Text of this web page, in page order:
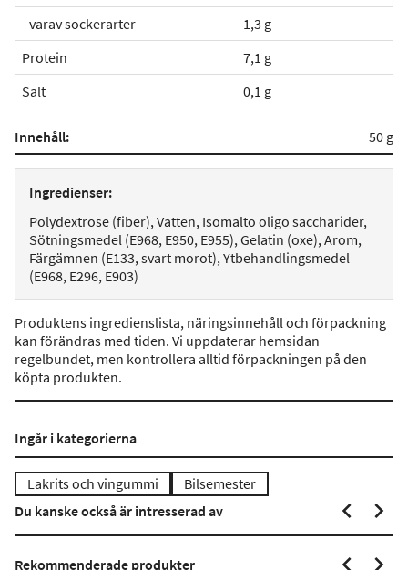
- varav sockerarter
1,3 g
Protein
7,1 g
Salt
0,1 g
Innehåll: 50 g
Ingredienser:
Polydextrose (fiber), Vatten, Isomalto oligo saccharider,
Sötningsmedel (E968, E950, E955), Gelatin (oxe), Arom,
Färgämnen (E133, svart morot), Ytbehandlingsmedel
(E968, E296, E903)
Produktens ingredienslista, näringsinnehåll och förpackning
kan förändras med tiden. Vi uppdaterar hemsidan
regelbundet, men kontrollera alltid förpackningen på den
köpta produkten.
Ingår i kategorierna
Lakrits och vingummi
Bilsemester
Du kanske också är intresserad av
Rekommenderade produkter